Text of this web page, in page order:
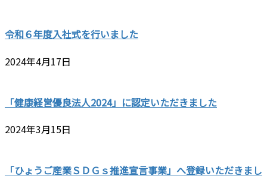
令和６年度入社式を行いました
2024年4月17日
「健康経営優良法人2024」に認定いただきました
2024年3月15日
「ひょうご産業ＳＤＧｓ推進宣言事業」へ登録いただきまし